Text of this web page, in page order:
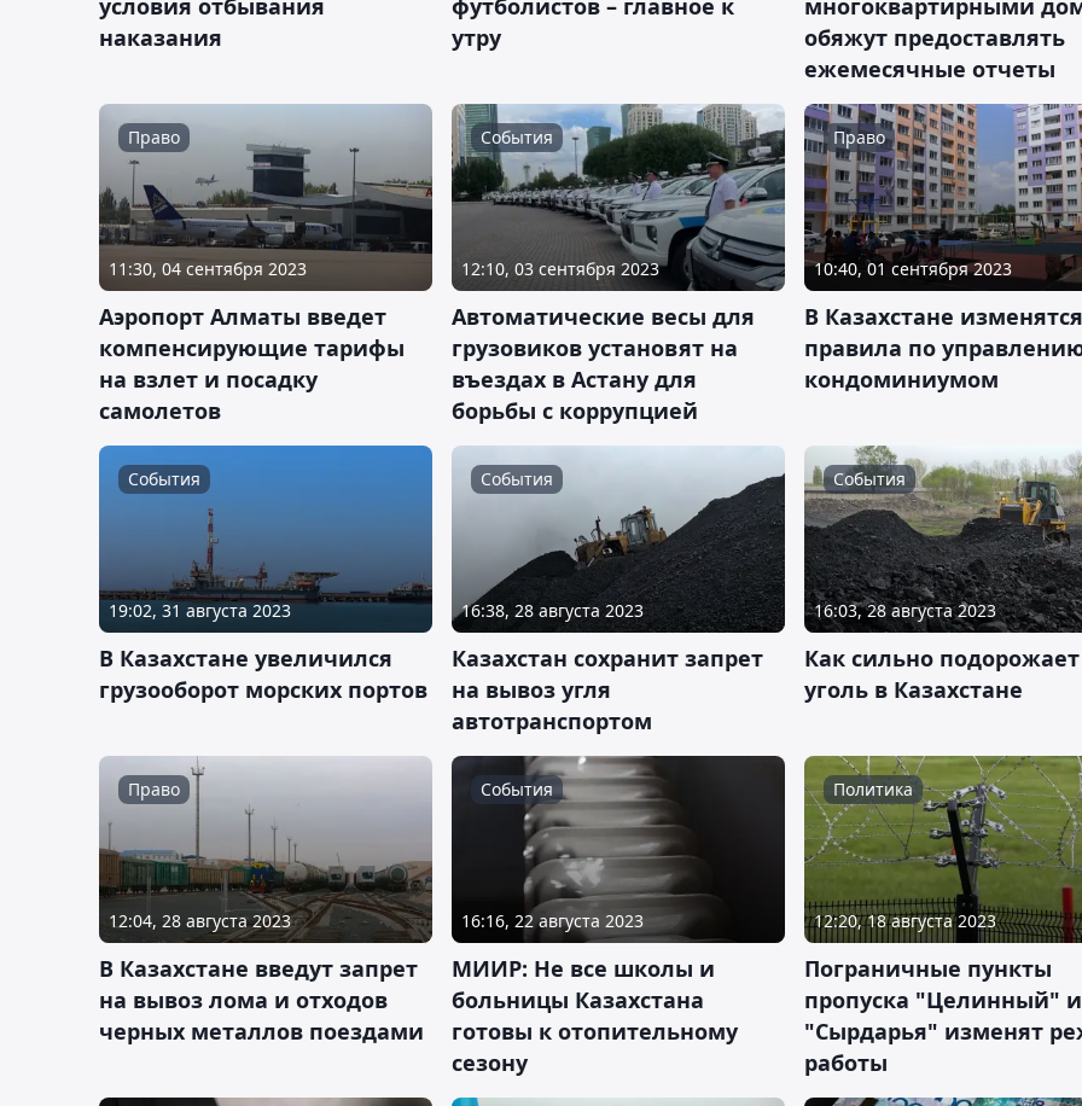
наказания
утру
обяжут предоставлять
ежемесячные отчеты
Право
11:30, 04 сентября 2023
Аэропорт Алматы введет
компенсирующие тарифы
на взлет и посадку
самолетов
События
12:10, 03 сентября 2023
Автоматические весы для
грузовиков установят на
въездах в Астану для
борьбы с коррупцией
Право
10:40, 01 сентября 2023
В Казахстане изменятся
правила по
кондоминиумом
События
19:02, 31 августа 2023
В Казахстане увеличился
грузооборот морских портов
События
16:38, 28 августа 2023
Казахстан сохранит запрет
на вывоз угля
автотранспортом
События
16:03, 28 августа 2023
Как сильно подорожает
уголь в Казахстане
Право
12:04, 28 августа 2023
В Казахстане введут запрет
на вывоз лома и отходов
черных металлов поездами
События
16:16, 22 августа 2023
МИИР: Не все школы и
больницы Казахстана
готовы к отопительному
сезону
Политика
12:20, 18 августа 2023
Пограничные пункты
пропуска "Целинный" и
"Сырдарья" изменят
работы